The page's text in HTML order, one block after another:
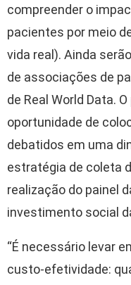
compreender o
pacientes por meio
vida real). Ainda
de associações de
de Real World Data.
oportunidade de
debatidos em uma
estratégia de coleta
realização do painel
investimento social
“É necessário levar
custo-efetividade: